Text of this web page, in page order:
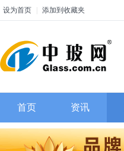
设为首页 添加到收藏夹
首页 资讯